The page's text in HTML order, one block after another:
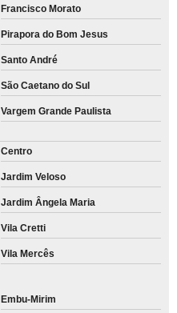
Francisco Morato
Pirapora do Bom Jesus
Santo André
São Caetano do Sul
Vargem Grande Paulista
Centro
Jardim Veloso
Jardim Ângela Maria
Vila Cretti
Vila Mercês
Embu-Mirim